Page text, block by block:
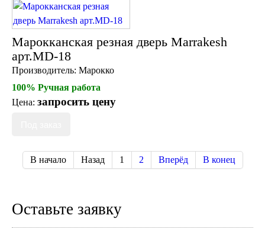
Марокканская резная дверь Marrakesh
арт.MD-18
Производитель: Марокко
100% Ручная работа
Цена: запросить цену
В начало Назад 1 2 Вперёд В конец
Оставьте заявку